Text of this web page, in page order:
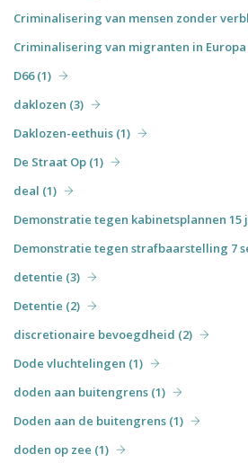
Criminalisering van mensen zonder
Criminalisering van migranten in Europa
D66 (1)
daklozen (3)
Daklozen-eethuis (1)
De Straat Op (1)
deal (1)
Demonstratie tegen kabinetsplannen 15
Demonstratie tegen strafbaarstelling 7
detentie (3)
Detentie (2)
discretionaire bevoegdheid (2)
Dode vluchtelingen (1)
doden aan buitengrens (1)
Doden aan de buitengrens (1)
doden op zee (1)